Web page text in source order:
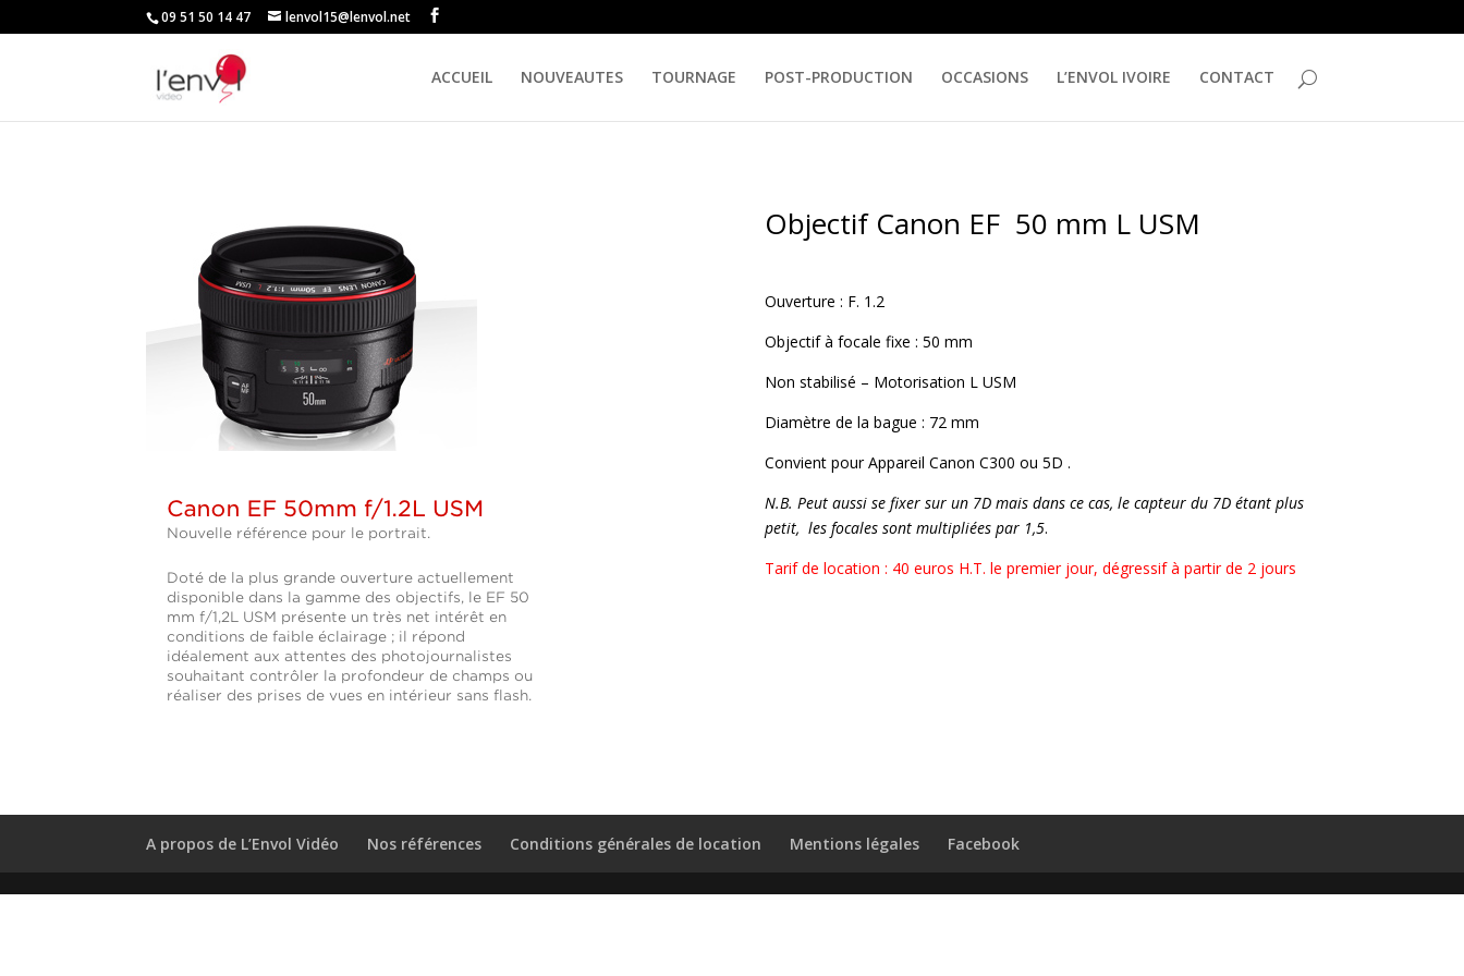
09 51 50 14 47 lenvol15@lenvol.net
ACCUEIL NOUVEAUTES TOURNAGE POST-PRODUCTION OCCASIONS L’ENVOL IVOIRE CONTACT
Objectif Canon EF 50 mm L USM
Ouverture : F. 1.2
Objectif à focale fixe : 50 mm
Non stabilisé – Motorisation L USM
Diamètre de la bague : 72 mm
Convient pour Appareil Canon C300 ou 5D .
N.B. Peut aussi se fixer sur un 7D mais dans ce cas, le capteur du 7D étant plus
petit, les focales sont multipliées par 1,5.
Tarif de location : 40 euros H.T. le premier jour, dégressif à partir de 2 jours
A propos de L’Envol Vidéo Nos références Conditions générales de location Mentions légales Facebook